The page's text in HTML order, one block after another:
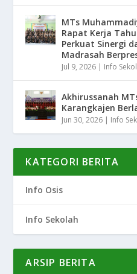
MTs
Rapat Kerja
Perkuat Sinergi
Madrasah
Jul 9, 2026 | Info
Akhirussanah
Karangkajen
Jun 30, 2026 | Info
KATEGORI BERITA
Info Osis
Info Sekolah
ARSIP BERITA